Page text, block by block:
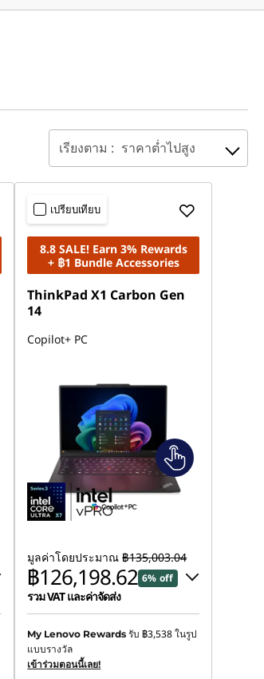
เรียงตาม : ราคาต่ำไปสูง
เปรียบเทียบ
8.8 SALE! Earn 3% Rewards
+ ฿1 Bundle Accessories
ThinkPad X1 Carbon Gen
14
Copilot+ PC
มูลค่าโดยประมาณ ฿135,003.04
฿126,198.62 6% off
รวม VAT และค่าจัดส่ง
ประหยัดทันที : -฿6,229.00
การประหยัด eCoupon :
My Lenovo Rewards รับ฿3,538ในรูป
แบบรางวัล
เข้าร่วมตอนนี้เลย!